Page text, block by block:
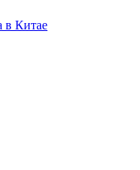
в Китае